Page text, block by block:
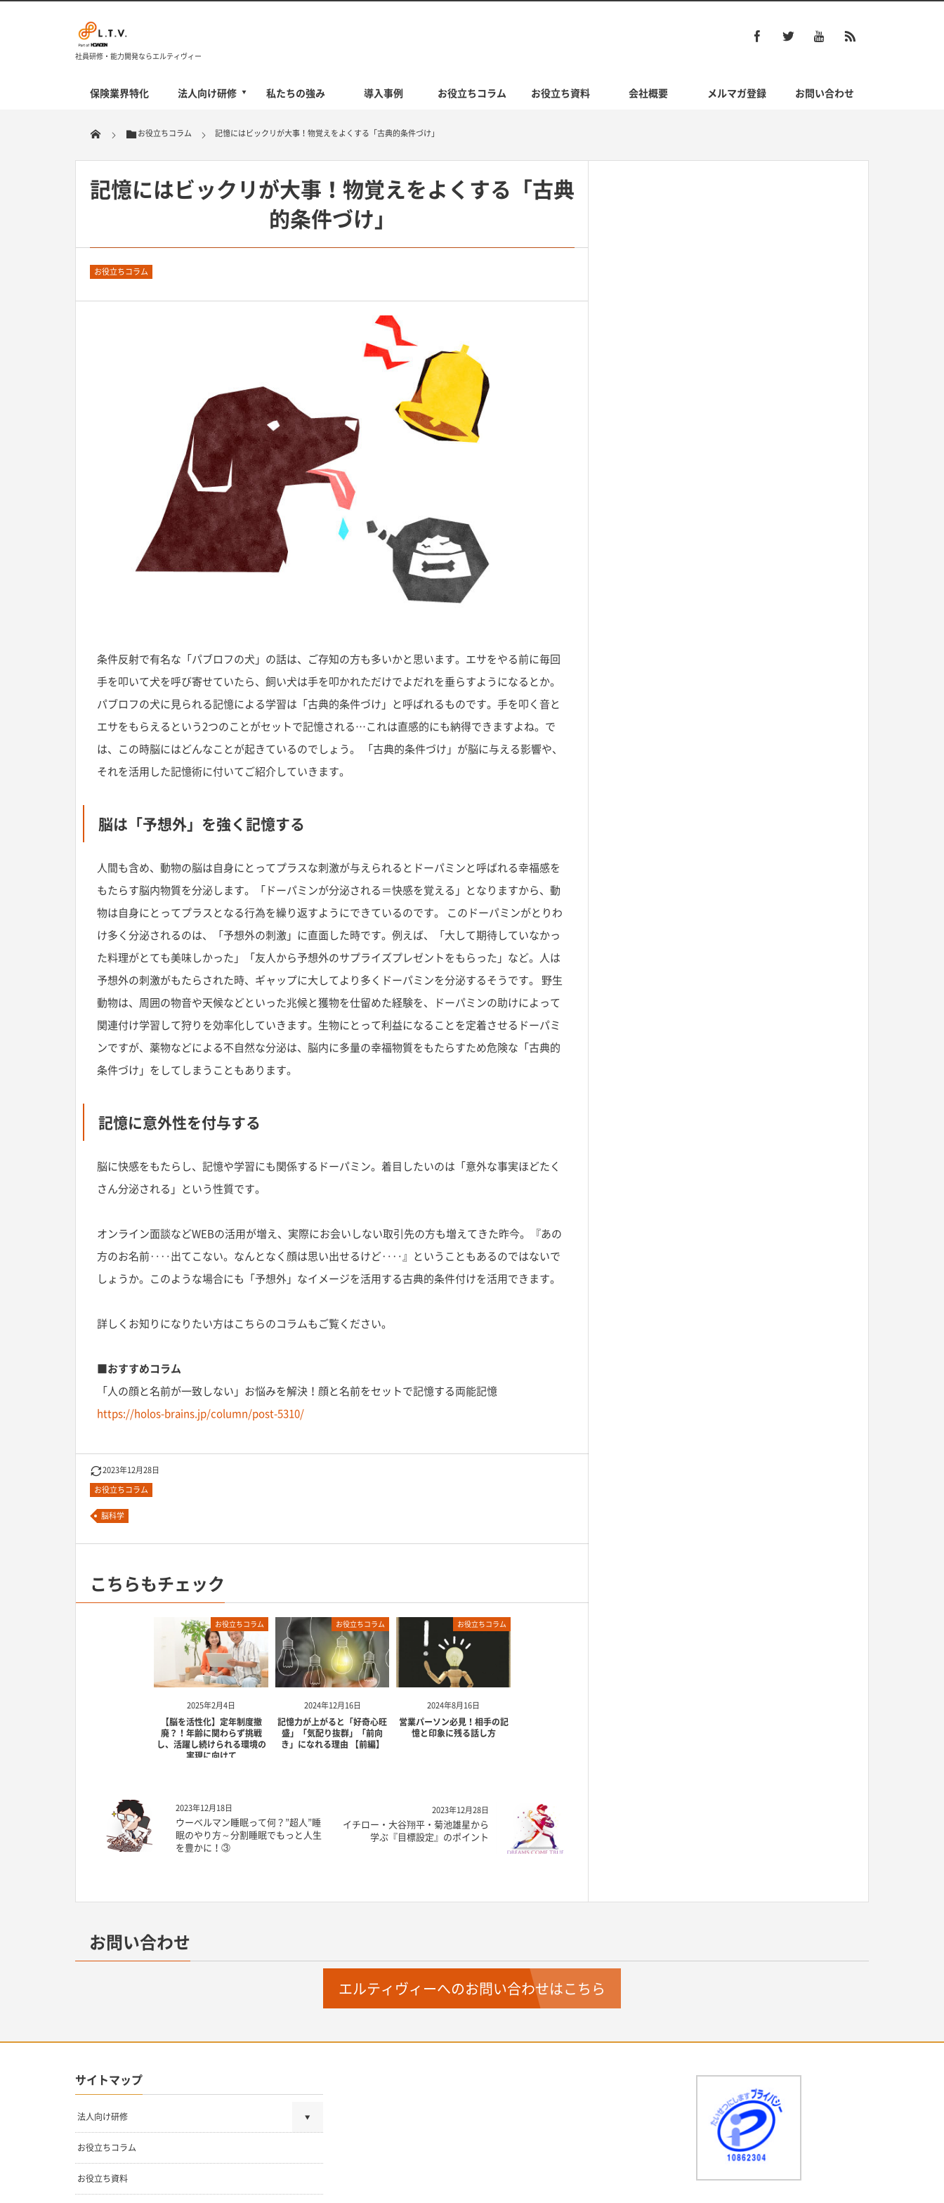
社員研修・能力開発ならエルティヴィー
保険業界特化 法人向け研修 私たちの強み 導入事例 お役立ちコラム お役立ち資料 会社概要 メルマガ登録 お問い合わせ
お役立ちコラム 記憶にはビックリが大事！物覚えをよくする「古典的条件づけ」
記憶にはビックリが大事！物覚えをよくする「古典
的条件づけ」
お役立ちコラム
条件反射で有名な「パブロフの犬」の話は、ご存知の方も多いかと思います。エサをやる前に毎回
手を叩いて犬を呼び寄せていたら、飼い犬は手を叩かれただけでよだれを垂らすようになるとか。
パブロフの犬に見られる記憶による学習は「古典的条件づけ」と呼ばれるものです。手を叩く音と
エサをもらえるという2つのことがセットで記憶される…これは直感的にも納得できますよね。で
は、この時脳にはどんなことが起きているのでしょう。 「古典的条件づけ」が脳に与える影響や、
それを活用した記憶術に付いてご紹介していきます。
脳は「予想外」を強く記憶する
人間も含め、動物の脳は自身にとってプラスな刺激が与えられるとドーパミンと呼ばれる幸福感を
もたらす脳内物質を分泌します。「ドーパミンが分泌される＝快感を覚える」となりますから、動
物は自身にとってプラスとなる行為を繰り返すようにできているのです。 このドーパミンがとりわ
け多く分泌されるのは、「予想外の刺激」に直面した時です。例えば、「大して期待していなかっ
た料理がとても美味しかった」「友人から予想外のサプライズプレゼントをもらった」など。人は
予想外の刺激がもたらされた時、ギャップに大してより多くドーパミンを分泌するそうです。 野生
動物は、周囲の物音や天候などといった兆候と獲物を仕留めた経験を、ドーパミンの助けによって
関連付け学習して狩りを効率化していきます。生物にとって利益になることを定着させるドーパミ
ンですが、薬物などによる不自然な分泌は、脳内に多量の幸福物質をもたらすため危険な「古典的
条件づけ」をしてしまうこともあります。
記憶に意外性を付与する
脳に快感をもたらし、記憶や学習にも関係するドーパミン。着目したいのは「意外な事実ほどたく
さん分泌される」という性質です。
オンライン面談などWEBの活用が増え、実際にお会いしない取引先の方も増えてきた昨今。『あの
方のお名前‥‥出てこない。なんとなく顔は思い出せるけど‥‥』ということもあるのではないで
しょうか。このような場合にも「予想外」なイメージを活用する古典的条件付けを活用できます。
詳しくお知りになりたい方はこちらのコラムもご覧ください。
■おすすめコラム
「人の顔と名前が一致しない」お悩みを解決！顔と名前をセットで記憶する両能記憶
https://holos-brains.jp/column/post-5310/
2023年12月28日
お役立ちコラム
脳科学
こちらもチェック
2025年2月4日
お役立ちコラム
【脳を活性化】定年制度撤
廃？！年齢に関わらず挑戦
し、活躍し続けられる環境の
実現に向けて
2024年12月16日
お役立ちコラム
記憶力が上がると「好奇心旺
盛」「気配り抜群」「前向
き」になれる理由 【前編】
2024年8月16日
お役立ちコラム
営業パーソン必見！相手の記
憶と印象に残る話し方
2023年12月18日
ウーベルマン睡眠って何？”超人”睡
眠のやり方～分割睡眠でもっと人生
を豊かに！③
2023年12月28日
イチロー・大谷翔平・菊池雄星から
学ぶ『目標設定』のポイント
お問い合わせ
エルティヴィーへのお問い合わせはこちら
サイトマップ
法人向け研修
お役立ちコラム
お役立ち資料